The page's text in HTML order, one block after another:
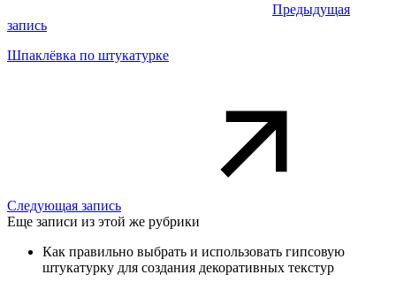
Предыдущая
запись
Шпаклёвка по штукатурке
Следующая запись
Еще записи из этой же рубрики
Как правильно выбрать и использовать гипсовую
штукатурку для создания декоративных текстур